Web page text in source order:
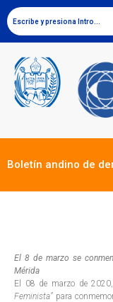
Boletín andino de
El 8 de marzo se
Mérida
El 08 de marzo de
Feminista” para